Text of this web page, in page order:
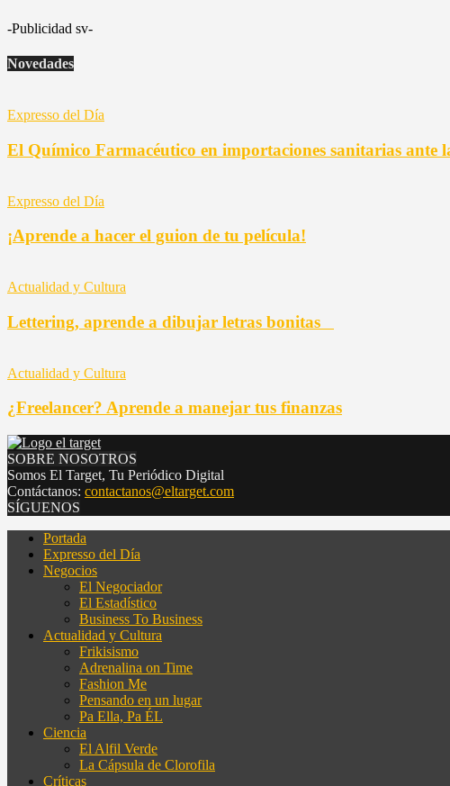
-Publicidad sv-
Novedades
Expresso del Día
El Químico Farmacéutico en importaciones sanitarias ante
Expresso del Día
¡Aprende a hacer el guion de tu película!
Actualidad y Cultura
Lettering, aprende a dibujar letras bonitas
Actualidad y Cultura
¿Freelancer? Aprende a manejar tus finanzas
SOBRE NOSOTROS
Somos El Target, Tu Periódico Digital
Contáctanos: contactanos@eltarget.com
SÍGUENOS
Portada
Expresso del Día
Negocios
El Negociador
El Estadístico
Business To Business
Actualidad y Cultura
Frikisismo
Adrenalina on Time
Fashion Me
Pensando en un lugar
Pa Ella, Pa ÉL
Ciencia
El Alfil Verde
La Cápsula de Clorofila
Críticas